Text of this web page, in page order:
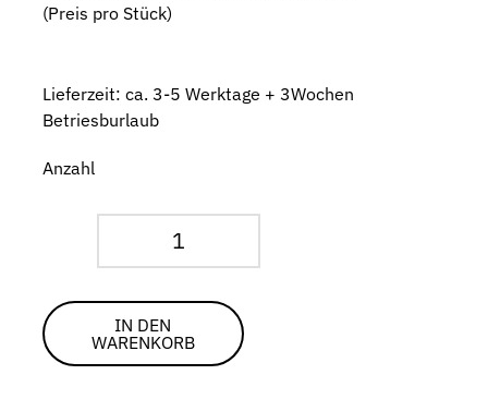
(Preis pro Stück)
Lieferzeit: ca. 3-5 Werktage + 3Wochen
Betriesburlaub
Anzahl
Leichtlauflager
IN DEN
WARENKORB